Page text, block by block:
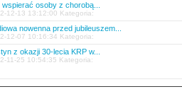
osoby z chorobą...
12-13 13:12:00 Kategoria:
nowenna przed jubileuszem...
12-07 10:16:34 Kategoria:
z okazji 30-lecia KRP w...
11-25 10:54:35 Kategoria: